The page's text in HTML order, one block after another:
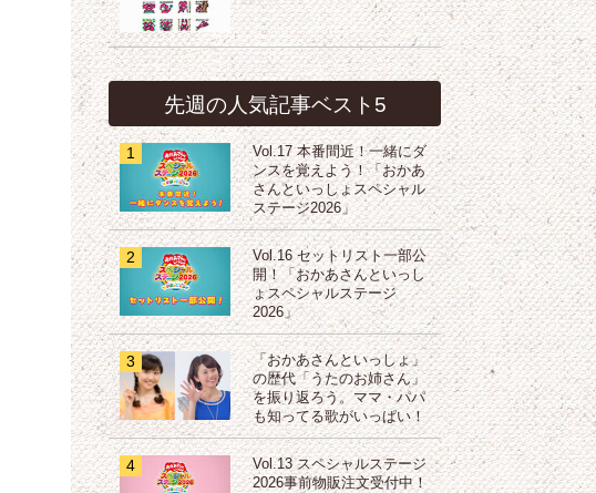
先週の人気記事ベスト5
1
Vol.17 本番間近！一緒にダ
ンスを覚えよう！「おかあ
さんといっしょスペシャル
ステージ2026」
2
Vol.16 セットリスト一部公
開！「おかあさんといっし
ょスペシャルステージ
2026」
3
「おかあさんといっしょ」
の歴代「うたのお姉さん」
を振り返ろう。ママ・パパ
も知ってる歌がいっぱい！
4
Vol.13 スペシャルステージ
2026事前物販注文受付中！